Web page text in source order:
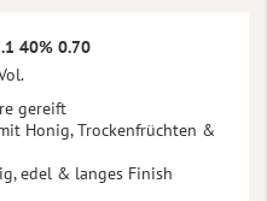
40% 0.70
gereift
Honig, Trockenfrüchten &
edel & langes Finish